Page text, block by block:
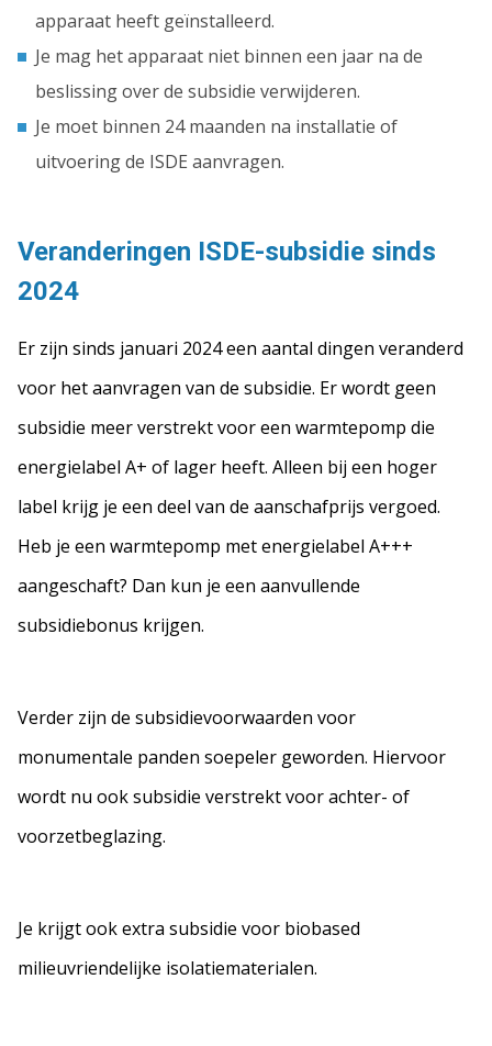
apparaat heeft geïnstalleerd.
Je mag het apparaat niet binnen een jaar na de
beslissing over de subsidie verwijderen.
Je moet binnen 24 maanden na installatie of
uitvoering de ISDE aanvragen.
Veranderingen ISDE-subsidie sinds
2024
Er zijn sinds januari 2024 een aantal dingen veranderd
voor het aanvragen van de subsidie. Er wordt geen
subsidie meer verstrekt voor een warmtepomp die
energielabel A+ of lager heeft. Alleen bij een hoger
label krijg je een deel van de aanschafprijs vergoed.
Heb je een warmtepomp met energielabel A+++
aangeschaft? Dan kun je een aanvullende
subsidiebonus krijgen.
Verder zijn de subsidievoorwaarden voor
monumentale panden soepeler geworden. Hiervoor
wordt nu ook subsidie verstrekt voor achter- of
voorzetbeglazing.
Je krijgt ook extra subsidie voor biobased
milieuvriendelijke isolatiematerialen.